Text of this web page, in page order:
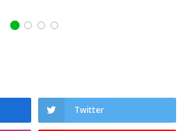
Twitter